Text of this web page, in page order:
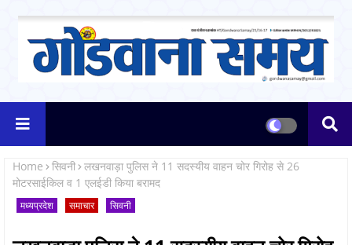
Home सिवनी लखनवाड़ा पुलिस ने 11 सदस्यीय वाहन चोर गिरोह से 26
मोटरसाईकिल व 1 एलईडी किया बरामद
मध्यप्रदेश समाचार सिवनी